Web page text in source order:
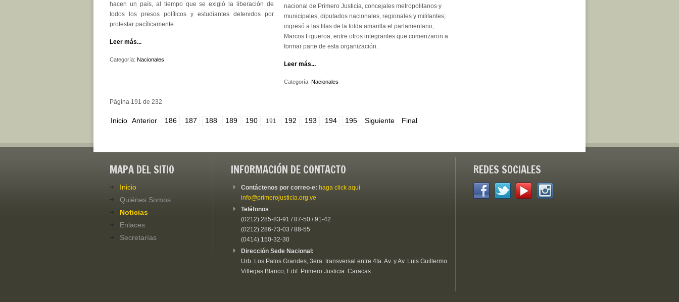
hacen un país, al tiempo que se exigió la liberación de
todos los presos políticos y estudiantes detenidos por
protestar pacíficamente.
Leer más...
Categoría: Nacionales
nacional de Primero Justicia, concejales metropolitanos y
municipales, diputados nacionales, regionales y militantes;
ingresó a las filas de la tolda amarilla el parlamentario,
Marcos Figueroa, entre otros integrantes que comenzaron a
formar parte de esta organización.
Leer más...
Categoría: Nacionales
Página 191 de 232
Inicio Anterior 186 187 188 189 190 191 192 193 194 195 Siguiente Final
MAPA DEL SITIO
Inicio
Quiénes Somos
Noticias
Enlaces
Secretarías
INFORMACIÓN DE CONTACTO
Contáctenos por correo-e: haga click aquí
info@primerojusticia.org.ve
Teléfonos
(0212) 285-83-91 / 87-50 / 91-42
(0212) 286-73-03 / 88-55
(0414) 150-32-30
Dirección Sede Nacional:
Urb. Los Palos Grandes, 3era. transversal entre 4ta. Av. y Av. Luis Guillermo
Villegas Blanco, Edif. Primero Justicia. Caracas
REDES SOCIALES